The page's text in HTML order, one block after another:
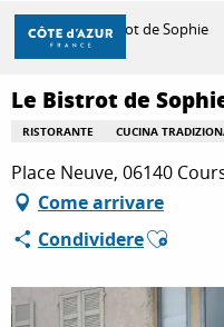
Aller
contenu
principal
SCOPRIRE
PER FARE
SOGGIORNO
Casa Le Bistrot de Sophie
Le Bistrot de
RISTORANTE CUCINA
Place Neuve, 06140
Come arrivare
CondividereAjouter